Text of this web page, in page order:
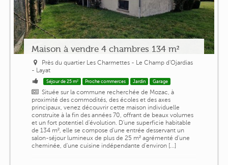
Maison à vendre 4 chambres 134 m²
Près du quartier Les Charmettes - Le Champ d'Ojardias
- Layat
Séjour de 25 m² Proche commerces Jardin Garage
Située sur la commune recherchée de Mozac, à
proximité des commodités, des écoles et des axes
principaux, venez découvrir cette maison individuelle
construite à la fin des années 70, offrant de beaux volumes
et un fort potentiel d'évolution. D'une superficie habitable
de 134 m², elle se compose d'une entrée desservant un
salon-séjour lumineux de plus de 25 m² agrémenté d'une
cheminée, d'une cuisine indépendante d'environ [...]